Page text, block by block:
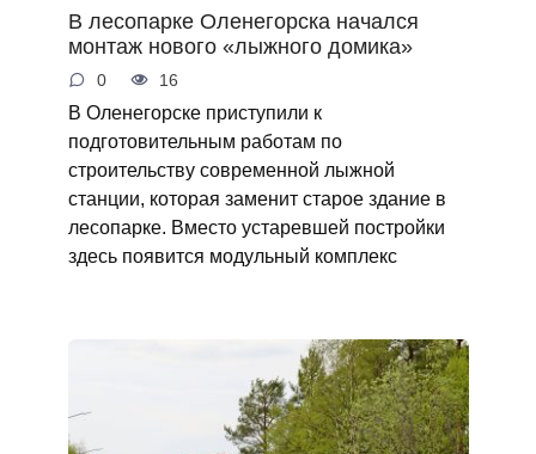
В лесопарке Оленегорска начался
монтаж нового «лыжного домика»
0 16
В Оленегорске приступили к
подготовительным работам по
строительству современной лыжной
станции, которая заменит старое здание в
лесопарке. Вместо устаревшей постройки
здесь появится модульный комплекс